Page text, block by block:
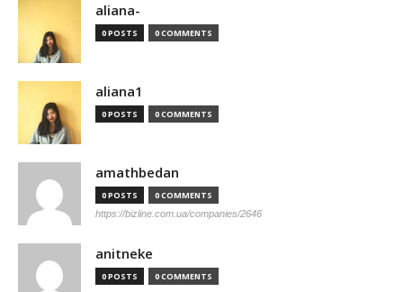
aliana-
0 POSTS 0 COMMENTS
aliana1
0 POSTS 0 COMMENTS
amathbedan
0 POSTS 0 COMMENTS
https://bizline.com.ua/companies/2646
anitneke
0 POSTS 0 COMMENTS